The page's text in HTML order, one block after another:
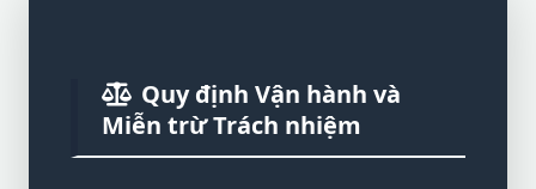
Quy định Vận hành và
Miễn trừ Trách nhiệm